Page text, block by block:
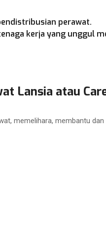
perawat.
kerja yang unggul
Lansia atau
memelihara, membantu